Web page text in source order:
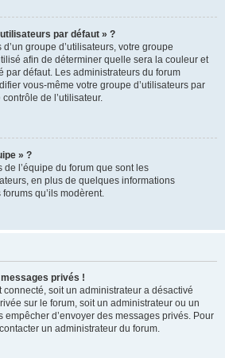
par défaut » ?
groupe d’utilisateurs, votre groupe
afin de déterminer quelle sera la couleur et
par défaut. Les administrateurs du forum
vous-même votre groupe d’utilisateurs par
de l’utilisateur.
» ?
l’équipe du forum que sont les
en plus de quelques informations
qu’ils modèrent.
privés !
connecté, soit un administrateur a désactivé
sur le forum, soit un administrateur ou un
d’envoyer des messages privés. Pour
un administrateur du forum.